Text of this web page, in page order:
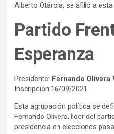
Alberto Otárola, se afilió a
Partido
Esperanza
Presidente: Fernando Olivera
Inscripción:16/09/2021
Esta agrupación política se
Fernando Olivera, líder del
presidencia en elecciones